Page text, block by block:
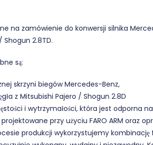
na zamówienie do konwersji silnika
Shogun 2.8TD.
są:
skrzyni biegów Mercedes-Benz,
z Mitsubishi Pajero / Shogun 2.8D
i wytrzymałości, która jest odporna
przy użyciu FARO ARM oraz
produkcji wykorzystujemy